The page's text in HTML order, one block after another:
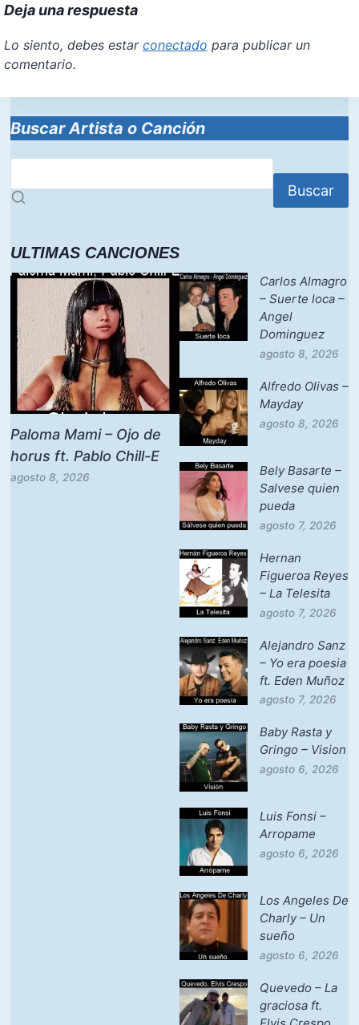
Deja una respuesta
Lo siento, debes estar conectado para publicar un
comentario.
Buscar Artista o Canción
Buscar
ULTIMAS CANCIONES
Paloma Mami – Ojo de
horus ft. Pablo Chill-E
agosto 8, 2026
Carlos Almagro
– Suerte loca –
Angel
Dominguez
agosto 8, 2026
Alfredo Olivas –
Mayday
agosto 8, 2026
Bely Basarte –
Salvese quien
pueda
agosto 7, 2026
Hernan
Figueroa Reyes
– La Telesita
agosto 7, 2026
Alejandro Sanz
– Yo era poesia
ft. Eden Muñoz
agosto 7, 2026
Baby Rasta y
Gringo – Vision
agosto 6, 2026
Luis Fonsi –
Arropame
agosto 6, 2026
Los Angeles De
Charly – Un
sueño
agosto 6, 2026
Quevedo – La
graciosa ft.